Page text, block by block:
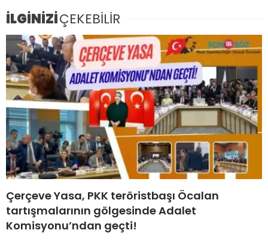
İLGİNİZİÇEKEBİLİR
Çerçeve Yasa, PKK teröristbaşı Öcalan
tartışmalarının gölgesinde Adalet
Komisyonu’ndan geçti!